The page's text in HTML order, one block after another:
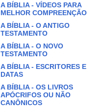
A BÍBLIA - VÍDEOS PARA
MELHOR COMPREENÇÃO
A BÍBLIA - O ANTIGO
TESTAMENTO
A BÍBLIA - O NOVO
TESTAMENTO
A BÍBLIA - ESCRITORES E
DATAS
A BÍBLIA - OS LIVROS
APÓCRIFOS OU NÃO
CANÔNICOS